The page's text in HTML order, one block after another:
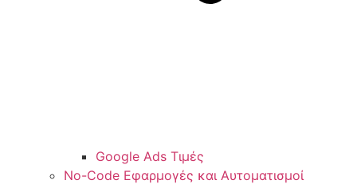
Google Ads Τιμές
No-Code Εφαρμογές και Αυτοματισμοί